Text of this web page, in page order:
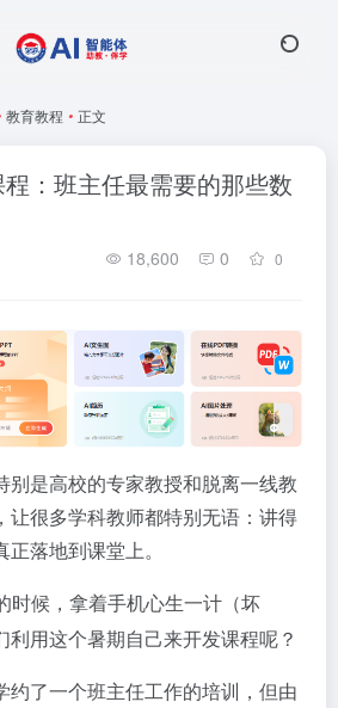
教育教程 • 正文
：班主任最需要的那些数
18,600 0 0
别是高校的专家教授和脱离一线教
让很多学科教师都特别无语：讲得
落地到课堂上。
时候，拿着手机心生一计（坏
利用这个暑期自己来开发课程呢？
约了一个班主任工作的培训，但由